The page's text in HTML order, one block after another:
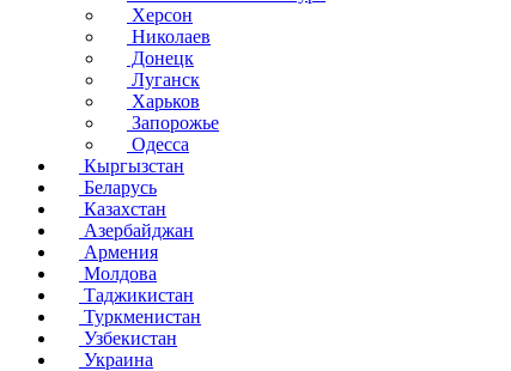
Херсон
Николаев
Донецк
Луганск
Харьков
Запорожье
Одесса
Кыргызстан
Беларусь
Казахстан
Азербайджан
Армения
Молдова
Таджикистан
Туркменистан
Узбекистан
Украина